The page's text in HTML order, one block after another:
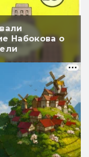
Набокова о